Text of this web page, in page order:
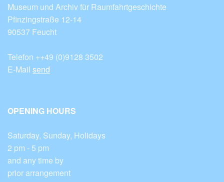
Museum und Archiv für Raumfahrtgeschichte
Pfinzingstraße 12-14
90537 Feucht
Telefon ++49 (0)9128 3502
E-Mail send
OPENING HOURS
Saturday, Sunday, Holidays
2 pm - 5 pm
and any time by
prior arrangement